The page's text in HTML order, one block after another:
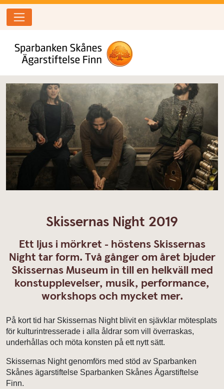
Skissernas Night 2019
Ett ljus i mörkret - höstens Skissernas
Night tar form. Två gånger om året bjuder
Skissernas Museum in till en helkväll med
konstupplevelser, musik, performance,
workshops och mycket mer.
På kort tid har Skissernas Night blivit en sjävklar mötesplats
för kulturintresserade i alla åldrar som vill överraskas,
underhållas och möta konsten på ett nytt sätt.
Skissernas Night genomförs med stöd av Sparbanken
Skånes ägarstiftelse Sparbanken Skånes Ägarstiftelse
Finn.